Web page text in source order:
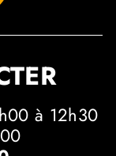
à 12h30